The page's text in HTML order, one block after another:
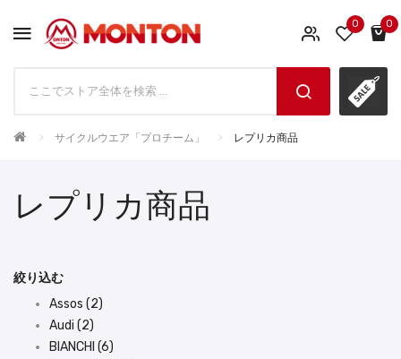
0 0
サイクルウエア「プロチーム」 レプリカ商品
レプリカ商品
絞り込む
Assos (2)
Audi (2)
BIANCHI (6)